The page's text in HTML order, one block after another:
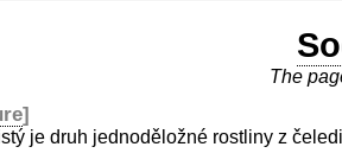
The
]
je druh jednoděložné rostliny z